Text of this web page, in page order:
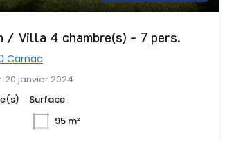
/ Villa 4 chambre(s) - 7 pers.
Carnac
20 janvier 2024
Surface
95 m²